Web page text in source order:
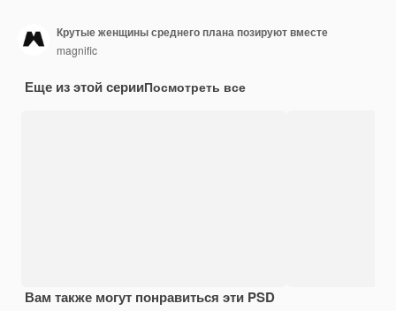
Крутые женщины среднего плана позируют вместе
magnific
Еще из этой серииПосмотреть все
Вам также могут понравиться эти PSD